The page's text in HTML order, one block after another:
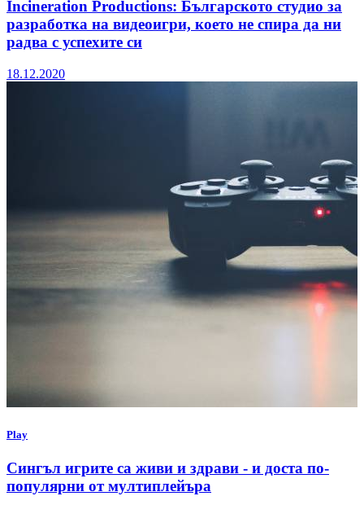
Incineration Productions: Българското студио за
разработка на видеоигри, което не спира да ни
радва с успехите си
18.12.2020
Play
Сингъл игрите са живи и здрави - и доста по-
популярни от мултиплейъра